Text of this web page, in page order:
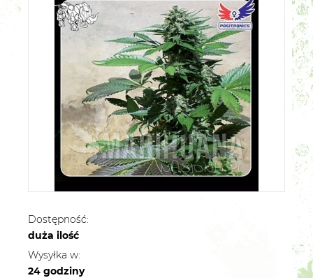
Dostępność:
duża ilość
Wysyłka w:
24 godziny